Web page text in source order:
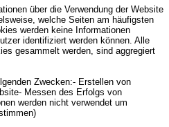
über die Verwendung der Website
welche Seiten am häufigsten
werden keine Informationen
identifiziert werden können. Alle
gesammelt werden, sind aggregiert
Zwecken:- Erstellen von
Messen des Erfolgs von
werden nicht verwendet um